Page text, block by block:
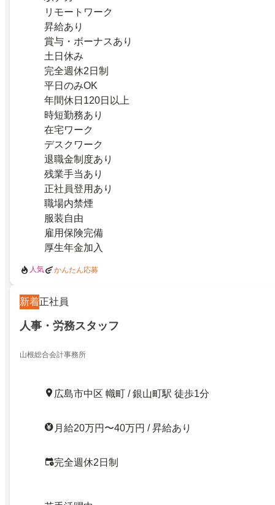
リモートワーク
昇給あり
賞与・ボーナスあり
土日休み
完全週休2日制
平日のみOK
年間休日120日以上
時短勤務あり
在宅ワーク
デスクワーク
退職金制度あり
残業手当あり
正社員登用あり
職場内禁煙
服装自由
雇用保険完備
厚生年金加入
人気 かんたん応募
新着正社員
人事・労務スタッフ
山根総合会計事務所
広島市中区 幟町 / 銀山町駅 徒歩1分
月給20万円〜40万円 / 昇給あり
完全週休2日制